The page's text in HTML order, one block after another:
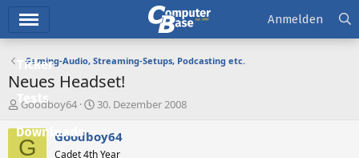
Ticker
Tests
Downloads
Anmelden
Gaming-Audio, Streaming-Setups, Podcasting etc.
Neues Headset!
E
s
t
Goodboy64
E
s
30. Dezember 2008
G Goodboy64
Cadet 4th Year